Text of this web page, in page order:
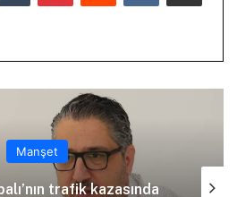
Manşet
trafik kazasında